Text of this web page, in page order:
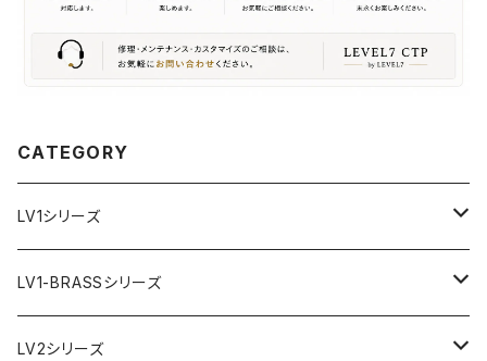
CATEGORY
LV1シリーズ
AR文字盤
フラット型ベゼル
C1文字盤
LV1-BRASSシリーズ
AR文字盤
LV2シリーズ